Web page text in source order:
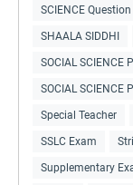
SCIENCE Question
SHAALA SIDDHI
SOCIAL SCIENCE
SOCIAL SCIENCE
Special Teacher
SSLC Exam
Supplementary